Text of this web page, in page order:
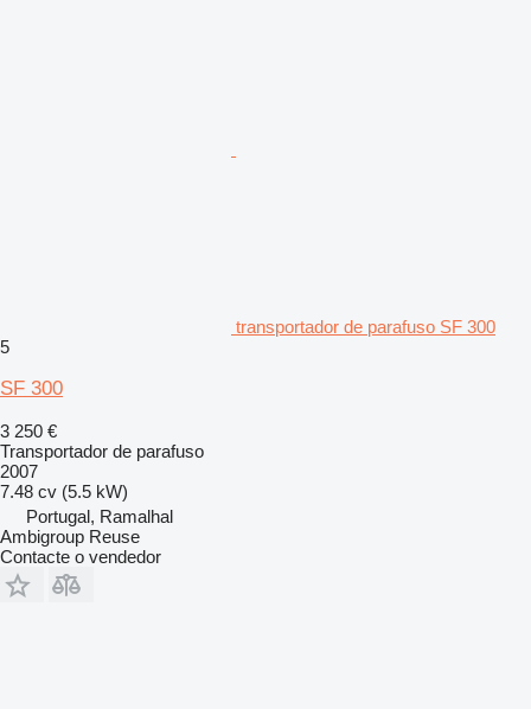
transportador de parafuso SF 300
5
SF 300
3 250 €
Transportador de parafuso
2007
7.48 cv (5.5 kW)
Portugal, Ramalhal
Ambigroup Reuse
Contacte o vendedor